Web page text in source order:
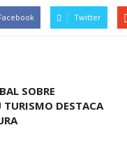
Twitter
SOBRE
DESTACA